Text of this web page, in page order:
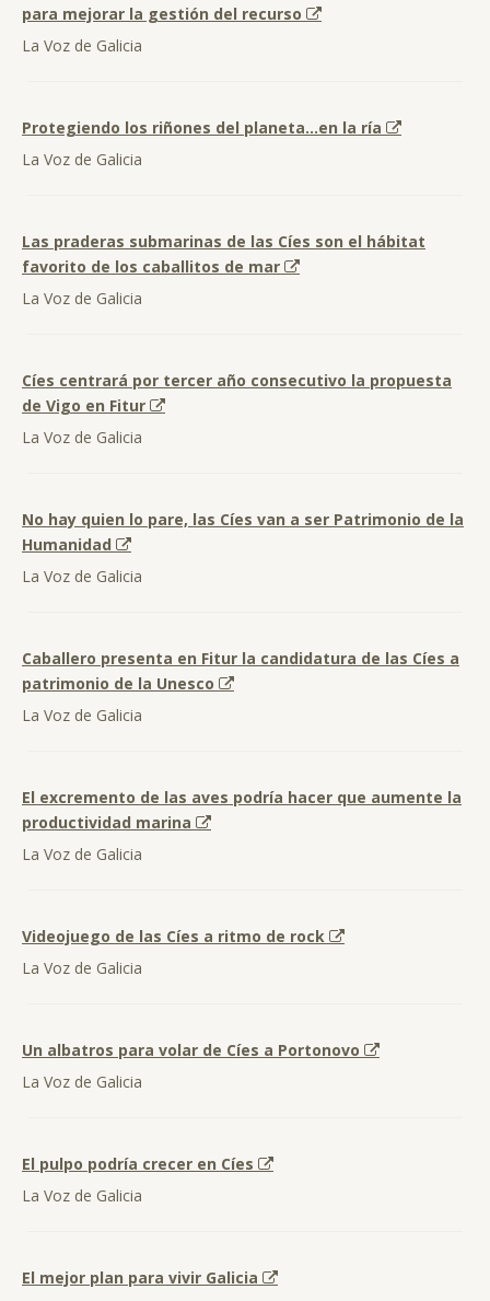
para mejorar la gestión del recurso
La Voz de Galicia
Protegiendo los riñones del planeta…en la ría
La Voz de Galicia
Las praderas submarinas de las Cíes son el hábitat
favorito de los caballitos de mar
La Voz de Galicia
Cíes centrará por tercer año consecutivo la propuesta
de Vigo en Fitur
La Voz de Galicia
No hay quien lo pare, las Cíes van a ser Patrimonio de la
Humanidad
La Voz de Galicia
Caballero presenta en Fitur la candidatura de las Cíes a
patrimonio de la Unesco
La Voz de Galicia
El excremento de las aves podría hacer que aumente la
productividad marina
La Voz de Galicia
Videojuego de las Cíes a ritmo de rock
La Voz de Galicia
Un albatros para volar de Cíes a Portonovo
La Voz de Galicia
El pulpo podría crecer en Cíes
La Voz de Galicia
El mejor plan para vivir Galicia